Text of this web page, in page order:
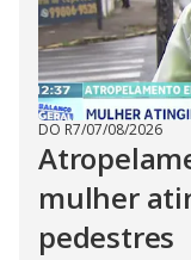
DO R7/07/08/2026
mulher
pedestres